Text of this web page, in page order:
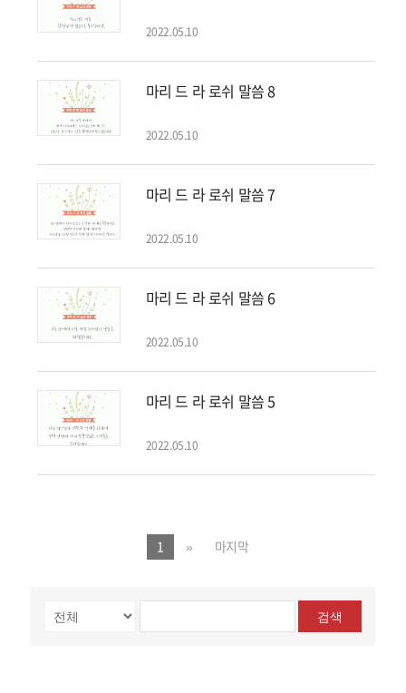
2022.05.10
마리 드 라 로쉬 말씀 8
2022.05.10
마리 드 라 로쉬 말씀 7
2022.05.10
마리 드 라 로쉬 말씀 6
2022.05.10
마리 드 라 로쉬 말씀 5
2022.05.10
1 » 마지막
검색